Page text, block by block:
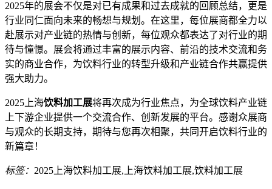
2025年的展会不仅是对已有成果和过去成就的回顾总结，更是
行业同仁面向未来的畅想与规划。在这里，每位展商都全力以
赴展示对产业链的热情与创新，每位观众都表达了对行业的期
待与憧憬。展会将通过丰富的展示内容、前沿的技术交流和务
实的商业合作，为饮料行业的转型升级和产业链合作共赢提供
强大助力。
2025上海饮料加工展将再次成为行业焦点，为全球饮料产业链
上下游企业提供一个交流合作、创新发展的平台。感谢众展商
与观众的长期支持，期待与您再次相聚，共同开启饮料行业的
新篇章！
标签： 2025上海饮料加工展,上海饮料加工展,饮料加工展